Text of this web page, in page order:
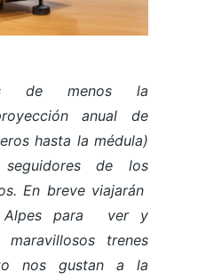
de menos la
anual de
hasta la médula)
de los
En breve viajarán
para ver y
trenes
nos gustan a la